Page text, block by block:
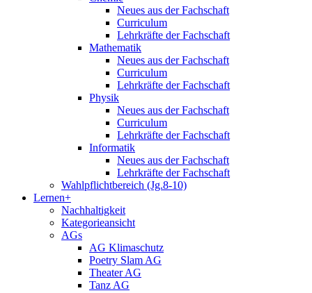
Neues aus der Fachschaft
Curriculum
Lehrkräfte der Fachschaft
Mathematik
Neues aus der Fachschaft
Curriculum
Lehrkräfte der Fachschaft
Physik
Neues aus der Fachschaft
Curriculum
Lehrkräfte der Fachschaft
Informatik
Neues aus der Fachschaft
Lehrkräfte der Fachschaft
Wahlpflichtbereich (Jg.8-10)
Lernen+
Nachhaltigkeit
Kategorieansicht
AGs
AG Klimaschutz
Poetry Slam AG
Theater AG
Tanz AG